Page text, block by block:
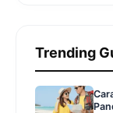
Trending